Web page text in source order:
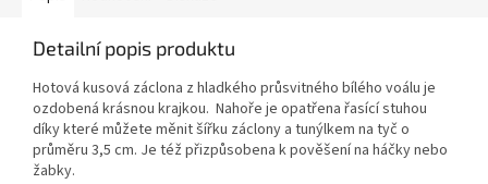
Detailní popis produktu
Hotová kusová záclona z hladkého průsvitného bílého voálu je
ozdobená krásnou krajkou. Nahoře je opatřena řasící stuhou
díky které můžete měnit šířku záclony a tunýlkem na tyč o
průměru 3,5 cm. Je též přizpůsobena k pověšení na háčky nebo
žabky.